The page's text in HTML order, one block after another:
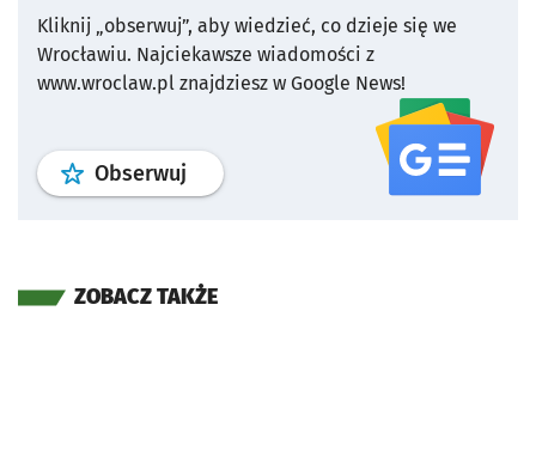
Kliknij „obserwuj”, aby wiedzieć, co dzieje się we
Wrocławiu. Najciekawsze wiadomości z
www.wroclaw.pl znajdziesz w Google News!
Obserwuj profil serwisu
ZOBACZ TAKŻE